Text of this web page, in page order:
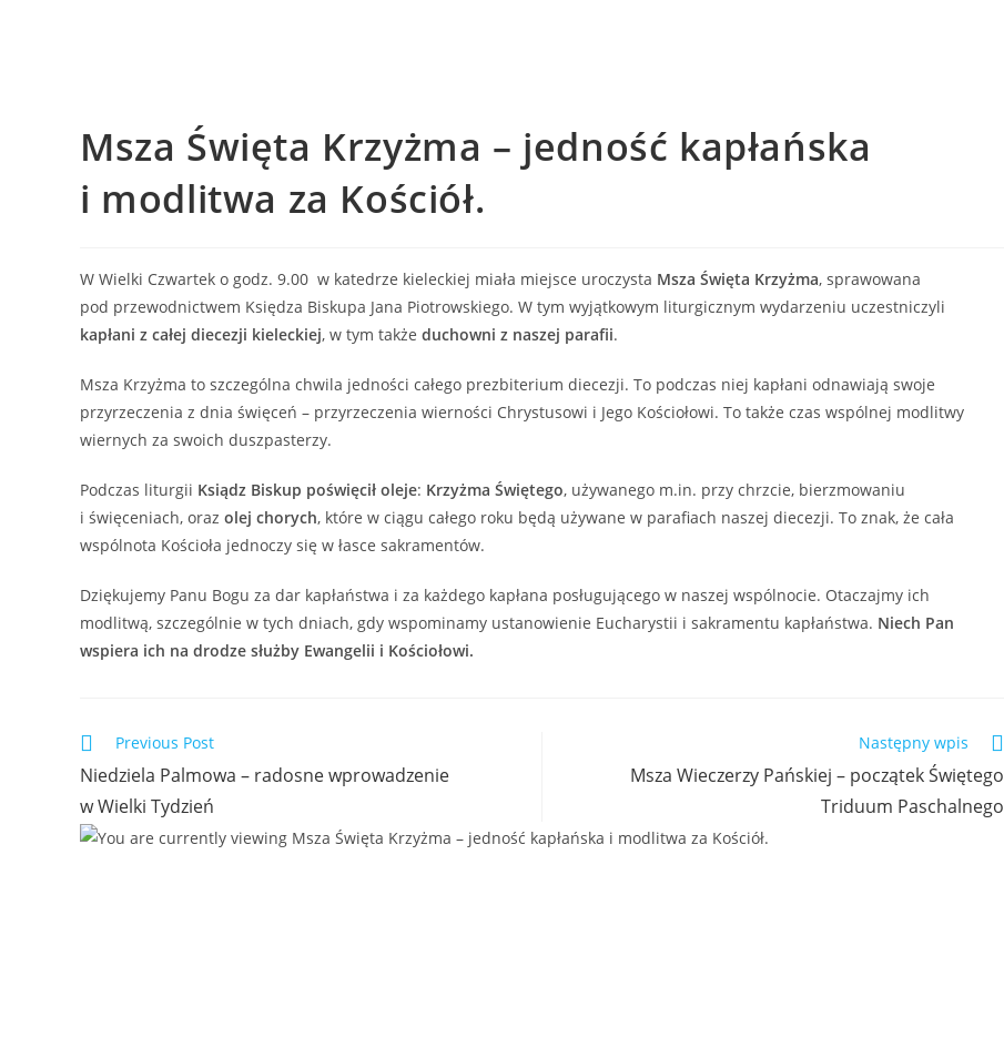
Msza Święta Krzyżma – jedność kapłańska
i modlitwa za Kościół.
W Wielki Czwartek o godz. 9.00 w katedrze kieleckiej miała miejsce uroczysta Msza Święta Krzyżma, sprawowana
pod przewodnictwem Księdza Biskupa Jana Piotrowskiego. W tym wyjątkowym liturgicznym wydarzeniu uczestniczyli
kapłani z całej diecezji kieleckiej, w tym także duchowni z naszej parafii.
Msza Krzyżma to szczególna chwila jedności całego prezbiterium diecezji. To podczas niej kapłani odnawiają swoje
przyrzeczenia z dnia święceń – przyrzeczenia wierności Chrystusowi i Jego Kościołowi. To także czas wspólnej modlitwy
wiernych za swoich duszpasterzy.
Podczas liturgii Ksiądz Biskup poświęcił oleje: Krzyżma Świętego, używanego m.in. przy chrzcie, bierzmowaniu
i święceniach, oraz olej chorych, które w ciągu całego roku będą używane w parafiach naszej diecezji. To znak, że cała
wspólnota Kościoła jednoczy się w łasce sakramentów.
Dziękujemy Panu Bogu za dar kapłaństwa i za każdego kapłana posługującego w naszej wspólnocie. Otaczajmy ich
modlitwą, szczególnie w tych dniach, gdy wspominamy ustanowienie Eucharystii i sakramentu kapłaństwa. Niech Pan
wspiera ich na drodze służby Ewangelii i Kościołowi.
Previous Post
Niedziela Palmowa – radosne wprowadzenie
w Wielki Tydzień
Następny wpis
Msza Wieczerzy Pańskiej – początek Świętego
Triduum Paschalnego